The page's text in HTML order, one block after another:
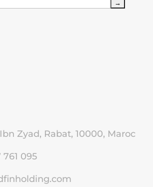
Zyad, Rabat, 10000, Maroc
761 095